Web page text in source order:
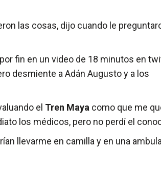
las cosas, dijo cuando le
fin en un video de 18 minutos en
desmiente a Adán Augusto y a los
el Tren Maya como que me
los médicos, pero no perdí el
llevarme en camilla y en una